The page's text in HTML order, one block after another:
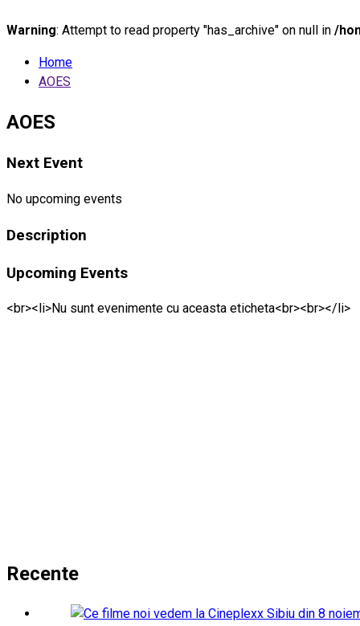
Warning: Attempt to read property "has_archive" on null in /
Home
AOES
AOES
Next Event
No upcoming events
Description
Upcoming Events
<br><li>Nu sunt evenimente cu aceasta eticheta<br><br></li>
Recente